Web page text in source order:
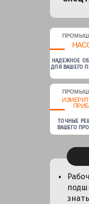
НАДЕЖНОЕ
ДЛЯ ВАШЕГО
ТОЧНЫЕ
ВАШЕГО